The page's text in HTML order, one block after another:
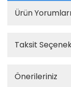
Ürün Yorumları
Taksit
Önerileriniz